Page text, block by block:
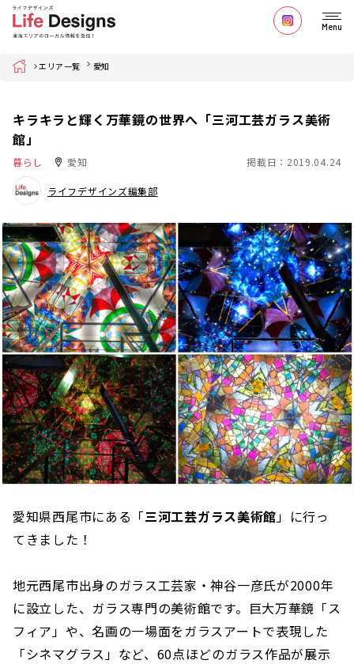
Menu
Home エリア一覧 愛知
キラキラと輝く万華鏡の世界へ「三河工芸ガラス美術
館」
暮らし 愛知 掲載日：2019.04.24
ライフデザインズ編集部
愛知県西尾市にある「三河工芸ガラス美術館」に行っ
てきました！
地元西尾市出身のガラス工芸家・神谷一彦氏が2000年
に設立した、ガラス専門の美術館です。巨大万華鏡「ス
フィア」や、名画の一場面をガラスアートで表現した
「シネマグラス」など、60点ほどのガラス作品が展示